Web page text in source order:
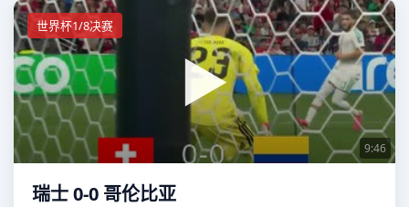
世界杯1/8决赛
9:46
瑞士 0-0 哥伦比亚